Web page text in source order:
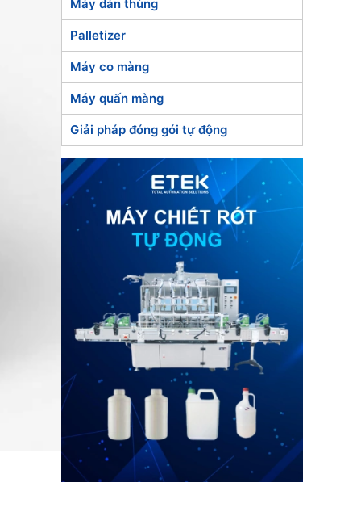
Máy dán thùng
Palletizer
Máy co màng
Máy quấn màng
Giải pháp đóng gói tự động